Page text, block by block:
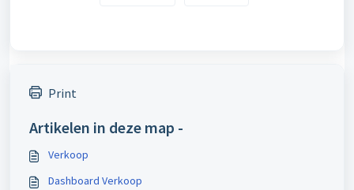
Print
Artikelen in deze map -
Verkoop
Dashboard Verkoop